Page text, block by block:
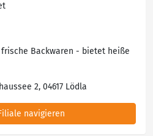
Backwaren - bietet heiße
2, 04617 Lödla
navigieren